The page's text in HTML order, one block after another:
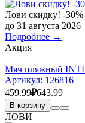
Лови скидку! -30%
до 31 августа 2026
Подробнее →
Акция
Мяч пляжный
Артикул: 126816
459.99₽643.99
В корзину
ЛОВИ